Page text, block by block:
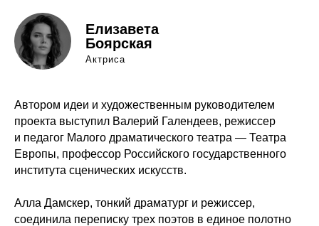
Елизавета
Боярская
Актриса
Автором идеи и художественным руководителем
проекта выступил Валерий Галендеев, режиссер
и педагог Малого драматического театра — Театра
Европы, профессор Российского государственного
института сценических искусств.
Алла Дамскер, тонкий драматург и режиссер,
соединила переписку трех поэтов в единое полотно